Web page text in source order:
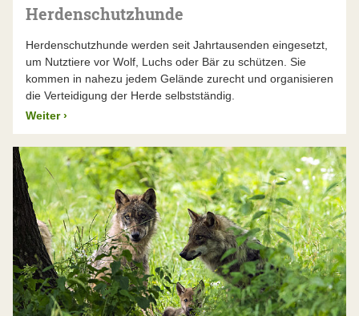
Herdenschutzhunde
Herdenschutzhunde werden seit Jahrtausenden eingesetzt,
um Nutztiere vor Wolf, Luchs oder Bär zu schützen. Sie
kommen in nahezu jedem Gelände zurecht und organisieren
die Verteidigung der Herde selbstständig.
Weiter ›